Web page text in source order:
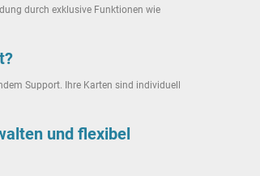
durch exklusive Funktionen wie
Support. Ihre Karten sind individuell
und flexibel